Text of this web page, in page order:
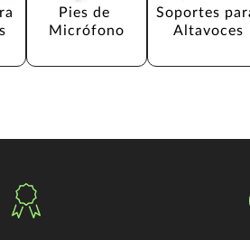
Pies de
Micrófono
Soportes
Altavoces